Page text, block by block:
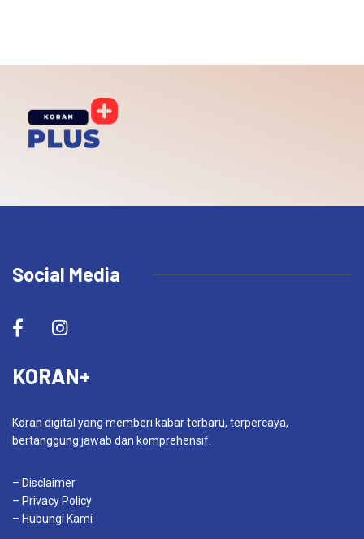
Social Media
KORAN+
Koran digital yang memberi kabar terbaru, terpercaya,
bertanggung jawab dan komprehensif.
– Disclaimer
– Privacy Policy
– Hubungi Kami